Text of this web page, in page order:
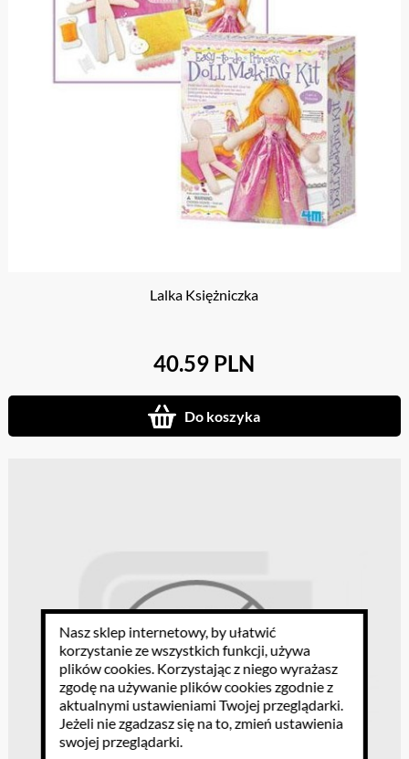
Lalka Księżniczka
40.59 PLN
Do koszyka
Nasz sklep internetowy, by ułatwić
korzystanie ze wszystkich funkcji, używa
plików cookies. Korzystając z niego wyrażasz
zgodę na używanie plików cookies zgodnie z
aktualnymi ustawieniami Twojej przeglądarki.
Jeżeli nie zgadzasz się na to, zmień ustawienia
swojej przeglądarki.